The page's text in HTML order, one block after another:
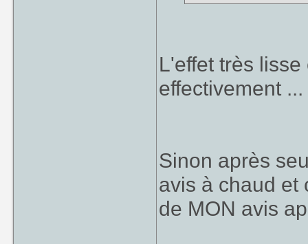
L'effet très
effectivement
Sinon après
avis à chaud et
de MON avis